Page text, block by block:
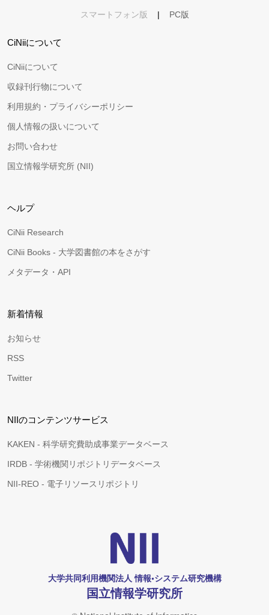
スマートフォン版 | PC版
CiNiiについて
CiNiiについて
収録刊行物について
利用規約・プライバシーポリシー
個人情報の扱いについて
お問い合わせ
国立情報学研究所 (NII)
ヘルプ
CiNii Research
CiNii Books - 大学図書館の本をさがす
メタデータ・API
新着情報
お知らせ
RSS
Twitter
NIIのコンテンツサービス
KAKEN - 科学研究費助成事業データベース
IRDB - 学術機関リポジトリデータベース
NII-REO - 電子リソースリポジトリ
大学共同利用機関法人 情報•システム研究機構
国立情報学研究所